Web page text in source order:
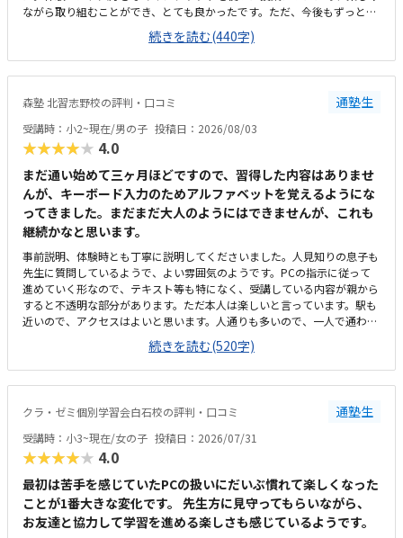
ながら取り組むことができ、とても良かったです。ただ、今後もずっとマ
インクラフトを使った内容ではないと伺ったので、その後も興味を持って
取り組めるかどうかは少し気になる点でした。教室は自宅から15分ほどの
距離にあり、通いやすいと感じました。また、駐車場もあるため、送り迎
えもしやすく、安心して通わせられる環境だと思いました。教室は一人ひ
分散しにくい工夫がされており、集中しやすい雰囲気だと感じました。月
4回（1回50分）で約12,000円という料金は、我が家にとってはやや高く
感じますが、プログラミング教室の相場を考えると、妥当な金額なのかな
と思いました。
続きを読む(440字)
森塾 北習志野校の評判・口コミ 通塾生
受講時：小2~現在/男の子 投稿日：2026/08/03
★★★★★ 4.0
まだ通い始めて三ヶ月ほどですので、習得した内容はありませ
んが、キーボード入力のためアルファベットを覚えるようにな
ってきました。まだまだ大人のようにはできませんが、これも
継続かなと思います。
事前説明、体験時とも丁寧に説明してくださいました。人見知りの息子も
先生に質問しているようで、よい雰囲気のようです。PCの指示に従って
進めていく形なので、テキスト等も特になく、受講している内容が親から
すると不透明な部分があります。ただ本人は楽しいと言っています。駅も
近いので、アクセスはよいと思います。人通りも多いので、一人で通わせ
てもそんなに問題ないかと思います。ただビルが少し古いので、子供から
すると怖いかもしれません。高校受験を主とする塾なので、小2の息子か
らすると静かかなと思います。ただそのぶん騒がずいるようなので、雰囲
気は悪くないと思います。プログラミングで一万円は安いと思います。た
体験のとき、PCの不具合でスタートが遅くなり、所定の時間よりも受講
時間が短くなってしまったことがありました。その際お電話いただき、少
し延長してもいいですかとご相談いただきました。時間がきたら終わり、
とせずにご対応いただけたのでうれしかったです。今のところ特にありま
せんが、授業内容が不透明なので習熟度がわからないところでしょうか。
ただ本人は楽しそうに通っています。特にありません。
続きを読む(520字)
クラ・ゼミ個別学習会白石校の評判・口コミ 通塾生
受講時：小3~現在/女の子 投稿日：2026/07/31
★★★★★ 4.0
最初は苦手を感じていたPCの扱いにだいぶ慣れて楽しくなった
ことが1番大きな変化です。 先生方に見守ってもらいながら、
お友達と協力して学習を進める楽しさも感じているようです。